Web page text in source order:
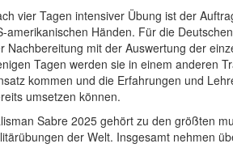
vier Tagen intensiver Übung ist der
amerikanischen Händen. Für die
Nachbereitung mit der Auswertung der
Tagen werden sie in einem anderen
kommen und die Erfahrungen und
umsetzen können.
Sabre 2025 gehört zu den größten
der Welt. Insgesamt nehmen